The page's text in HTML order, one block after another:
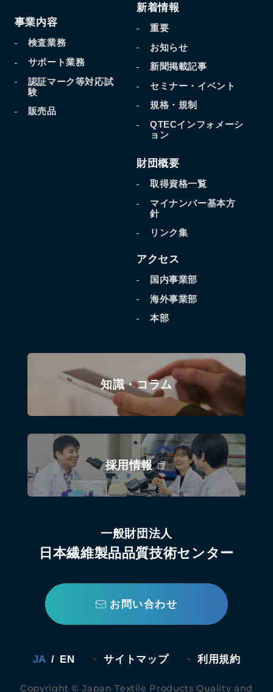
事業内容
検査業務
サポート業務
認証マーク等対応試
験
販売品
新着情報
重要
お知らせ
新聞掲載記事
セミナー・イベント
規格・規制
QTECインフォメーシ
ョン
財団概要
取得資格一覧
マイナンバー基本方
針
リンク集
アクセス
国内事業部
海外事業部
本部
知識・コラム
採用情報
一般財団法人
日本繊維製品品質技術センター
お問い合わせ
JA / EN サイトマップ 利用規約
Copyright © Japan Textile Products Quality and